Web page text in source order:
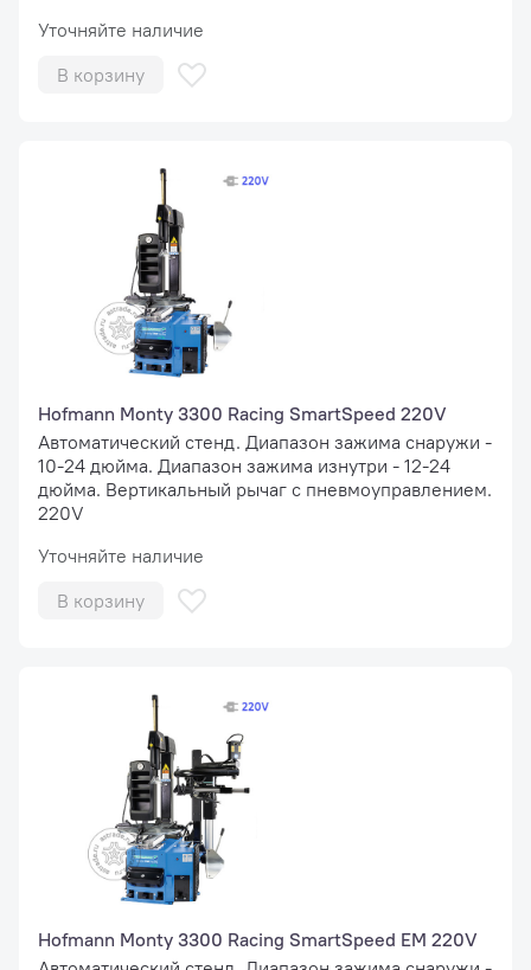
Уточняйте наличие
В корзину
Hofmann Monty 3300 Racing SmartSpeed 220V
Автоматический стенд. Диапазон зажима снаружи -
10-24 дюйма. Диапазон зажима изнутри - 12-24
дюйма. Вертикальный рычаг с пневмоуправлением.
220V
Уточняйте наличие
В корзину
Hofmann Monty 3300 Racing SmartSpeed EM 220V